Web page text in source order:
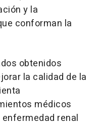
y la
conforman la
obtenidos
la calidad de la
médicos
renal